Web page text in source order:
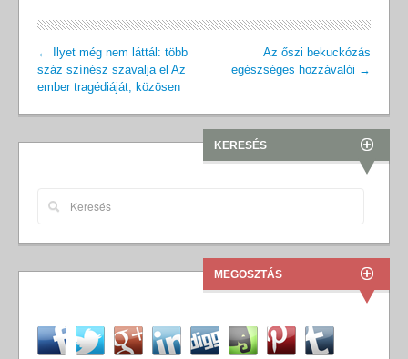
← Ilyet még nem láttál: több
száz színész szavalja el Az
ember tragédiáját, közösen
Az őszi bekuckózás
egészséges hozzávalói →
KERESÉS
MEGOSZTÁS